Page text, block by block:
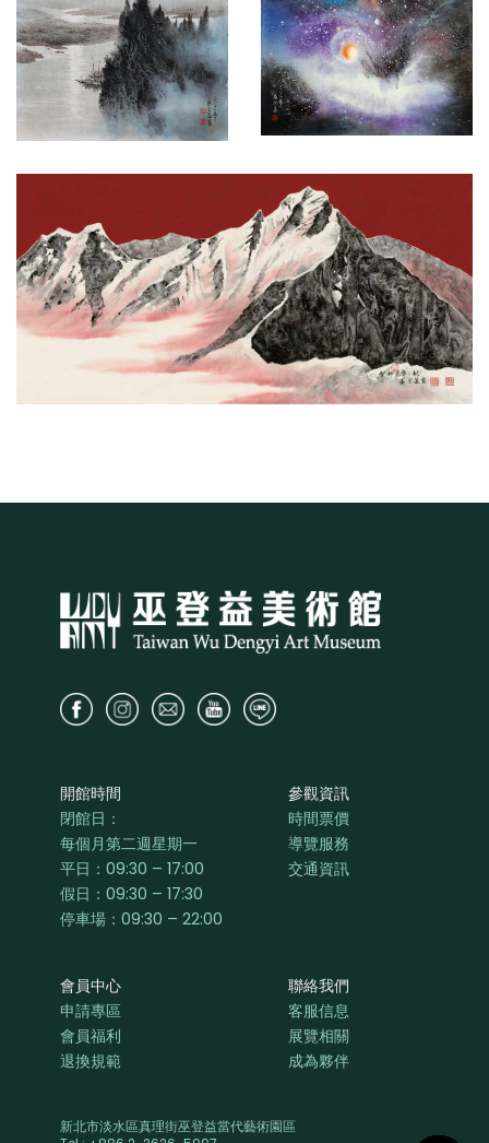
開館時間
閉館日：
每個月第二週星期一
平日： 09:30 – 17:00
假日：09:30 – 17:30
停車場：09:30 – 22:00
參觀資訊
時間票價
導覽服務
交通資訊
會員中心
申請專區
會員福利
退換規範
聯絡我們
客服信息
展覽相關
成為夥伴
新北市淡水區真理街巫登益當代藝術園區